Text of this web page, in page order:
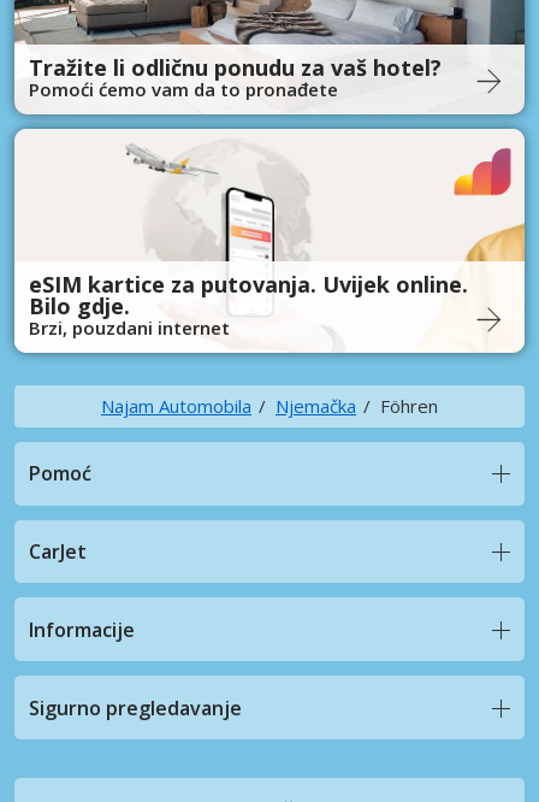
Tražite li odličnu ponudu za vaš hotel?
Pomoći ćemo vam da to pronađete
eSIM kartice za putovanja. Uvijek online.
Bilo gdje.
Brzi, pouzdani internet
Najam Automobila Njemačka Föhren
Pomoć
CarJet
Informacije
Sigurno pregledavanje